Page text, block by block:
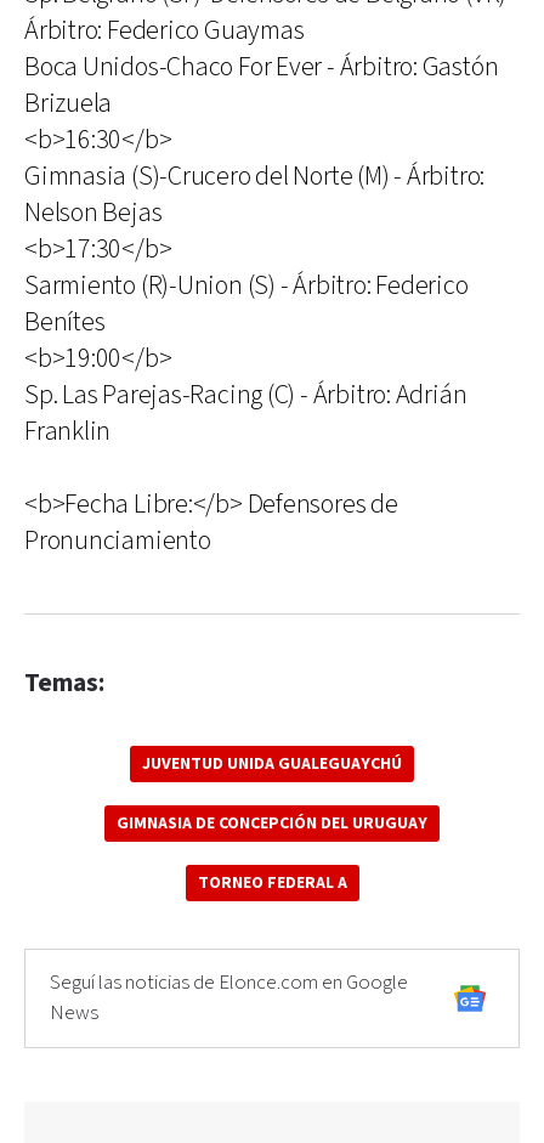
Árbitro: Federico Guaymas
Boca Unidos-Chaco For Ever - Árbitro: Gastón
Brizuela
<b>16:30</b>
Gimnasia (S)-Crucero del Norte (M) - Árbitro:
Nelson Bejas
<b>17:30</b>
Sarmiento (R)-Union (S) - Árbitro: Federico
Benítes
<b>19:00</b>
Sp. Las Parejas-Racing (C) - Árbitro: Adrián
Franklin
<b>Fecha Libre:</b> Defensores de
Pronunciamiento
Temas:
JUVENTUD UNIDA GUALEGUAYCHÚ
GIMNASIA DE CONCEPCIÓN DEL URUGUAY
TORNEO FEDERAL A
Seguí las noticias de Elonce.com en Google
News